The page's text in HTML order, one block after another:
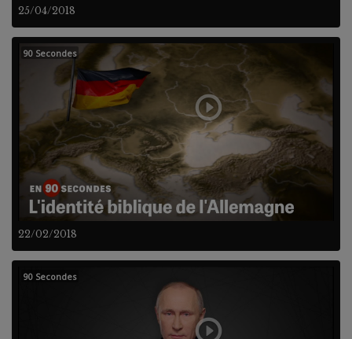
25/04/2018
22/02/2018
90 Secondes
90 Secondes